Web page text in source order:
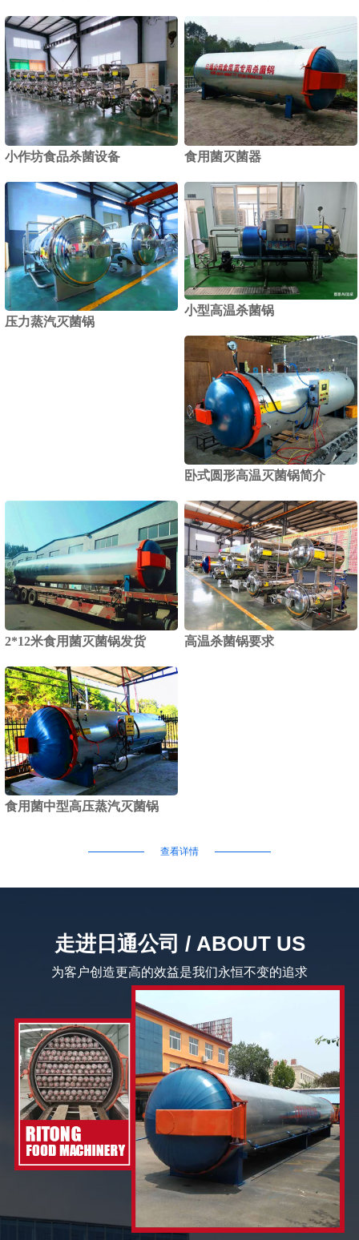
小作坊食品杀菌设备 食用菌灭菌器
压力蒸汽灭菌锅
小型高温杀菌锅
卧式圆形高温灭菌锅简介
2*12米食用菌灭菌锅发货 高温杀菌锅要求
食用菌中型高压蒸汽灭菌锅
查看详情
走进日通公司 / ABOUT US
为客户创造更高的效益是我们永恒不变的追求